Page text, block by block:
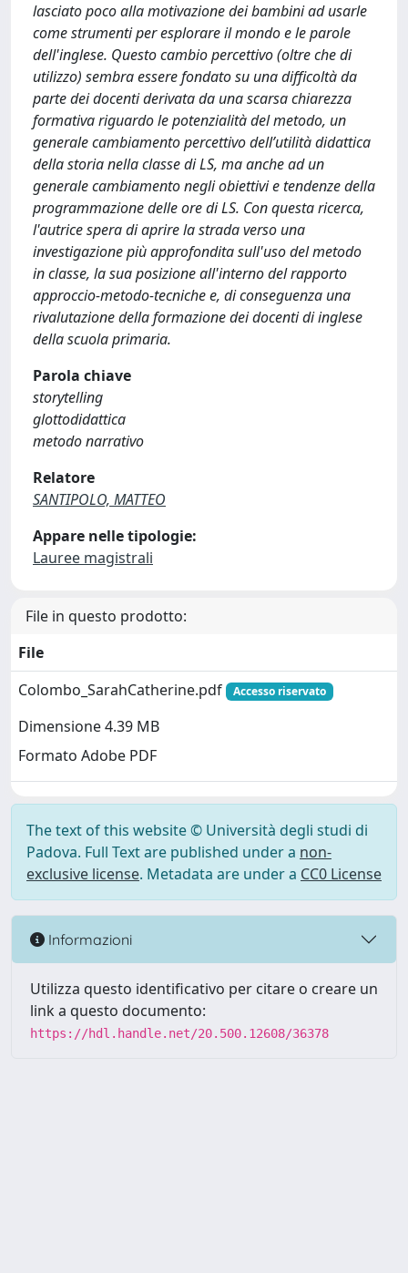
lasciato poco alla motivazione dei bambini ad usarle
come strumenti per esplorare il mondo e le parole
dell'inglese. Questo cambio percettivo (oltre che di
utilizzo) sembra essere fondato su una difficoltà da
parte dei docenti derivata da una scarsa chiarezza
formativa riguardo le potenzialità del metodo, un
generale cambiamento percettivo dell’utilità didattica
della storia nella classe di LS, ma anche ad un
generale cambiamento negli obiettivi e tendenze della
programmazione delle ore di LS. Con questa ricerca,
l'autrice spera di aprire la strada verso una
investigazione più approfondita sull'uso del metodo
in classe, la sua posizione all'interno del rapporto
approccio-metodo-tecniche e, di conseguenza una
rivalutazione della formazione dei docenti di inglese
della scuola primaria.
Parola chiave
storytelling
glottodidattica
metodo narrativo
Relatore
SANTIPOLO, MATTEO
Appare nelle tipologie:
Lauree magistrali
File in questo prodotto:
File
Colombo_SarahCatherine.pdf
Accesso riservato
Dimensione 4.39 MB
Formato Adobe PDF
The text of this website © Università degli studi di
Padova. Full Text are published under a non-
exclusive license. Metadata are under a CC0 License
Informazioni
Utilizza questo identificativo per citare o creare un
link a questo documento:
https://hdl.handle.net/20.500.12608/36378